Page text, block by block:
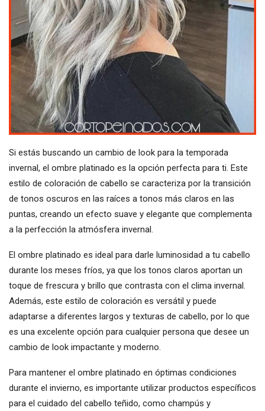
Si estás buscando un cambio de look para la temporada
invernal, el ombre platinado es la opción perfecta para ti. Este
estilo de coloración de cabello se caracteriza por la transición
de tonos oscuros en las raíces a tonos más claros en las
puntas, creando un efecto suave y elegante que complementa
a la perfección la atmósfera invernal.
El ombre platinado es ideal para darle luminosidad a tu cabello
durante los meses fríos, ya que los tonos claros aportan un
toque de frescura y brillo que contrasta con el clima invernal.
Además, este estilo de coloración es versátil y puede
adaptarse a diferentes largos y texturas de cabello, por lo que
es una excelente opción para cualquier persona que desee un
cambio de look impactante y moderno.
Para mantener el ombre platinado en óptimas condiciones
durante el invierno, es importante utilizar productos específicos
para el cuidado del cabello teñido, como champús y